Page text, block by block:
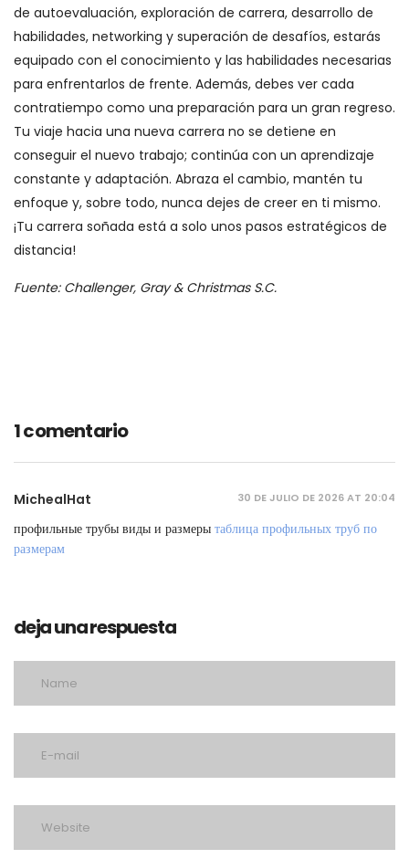
de autoevaluación, exploración de carrera, desarrollo de
habilidades, networking y superación de desafíos, estarás
equipado con el conocimiento y las habilidades necesarias
para enfrentarlos de frente. Además, debes ver cada
contratiempo como una preparación para un gran regreso.
Tu viaje hacia una nueva carrera no se detiene en
conseguir el nuevo trabajo; continúa con un aprendizaje
constante y adaptación. Abraza el cambio, mantén tu
enfoque y, sobre todo, nunca dejes de creer en ti mismo.
¡Tu carrera soñada está a solo unos pasos estratégicos de
distancia!
Fuente: Challenger, Gray & Christmas S.C.
1 comentario
MichealHat 30 DE JULIO DE 2026 AT 20:04
профильные трубы виды и размеры таблица профильных труб по
размерам
deja una respuesta